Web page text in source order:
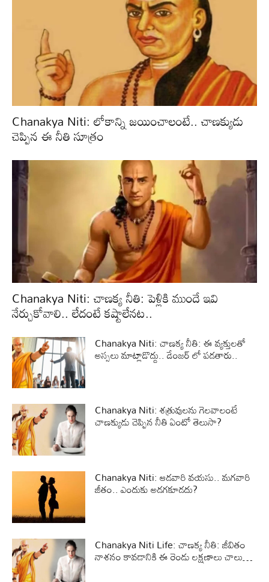
Chanakya Niti: లోకాన్ని జయించాలంటే.. చాణక్యుడు
చెప్పిన ఈ నీతి సూత్రం
Chanakya Niti: చాణక్య నీతి: పెళ్లికి ముందే ఇవి
నేర్చుకోవాలి.. లేదంటే కష్టాలేనట..
Chanakya Niti: చాణక్య నీతి: ఈ వ్యక్తులతో
అస్సలు మాట్లాడొద్దు.. డేంజర్ లో పడతారు..
Chanakya Niti: శత్రువులను గెలవాలంటే
చాణక్యుడు చెప్పిన నీతి ఏంటో తెలుసా?
Chanakya Niti: ఆడవారి వయసు.. మగవారి
జీతం.. ఎందుకు అడగకూడదు?
Chanakya Niti Life: చాణక్య నీతి: జీవితం
నాశనం కావడానికి ఈ రెండు లక్షణాలు చాలు…